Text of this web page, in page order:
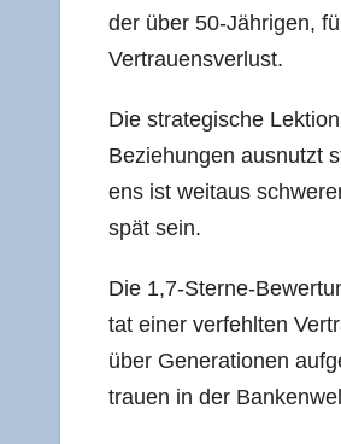
der über 50-Jäh­ri­gen,
Vertrauensverlust.
Die stra­te­gi­sche
Bezie­hun­gen aus­nutzt
ens ist weit­aus
spät sein.
Die 1,7‑Sterne-
tat einer ver­fehl­ten
über Gene­ra­tio­nen
trau­en in der